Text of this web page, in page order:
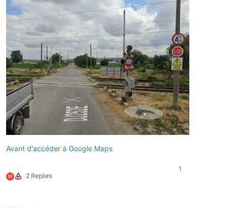
Avant d'accéder à Google Maps
M 2 Replies
1